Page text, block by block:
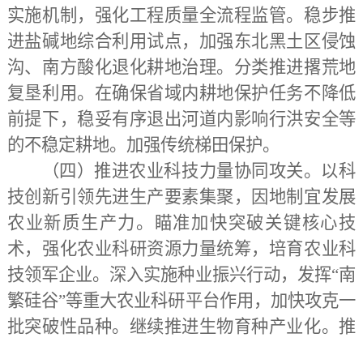
实施机制，强化工程质量全流程监管。稳步推
进盐碱地综合利用试点，加强东北黑土区侵蚀
沟、南方酸化退化耕地治理。分类推进撂荒地
复垦利用。在确保省域内耕地保护任务不降低
前提下，稳妥有序退出河道内影响行洪安全等
的不稳定耕地。加强传统梯田保护。
（四）推进农业科技力量协同攻关。 以科
技创新引领先进生产要素集聚，因地制宜发展
农业新质生产力。瞄准加快突破关键核心技
术，强化农业科研资源力量统筹，培育农业科
技领军企业。深入实施种业振兴行动，发挥“南
繁硅谷”等重大农业科研平台作用，加快攻克一
批突破性品种。继续推进生物育种产业化。推